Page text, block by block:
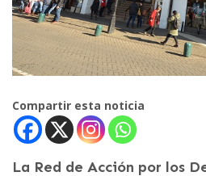
Compartir esta noticia
La Red de Acción por los